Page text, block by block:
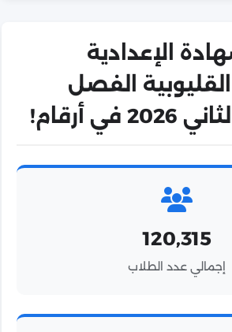
الإعدادية
الفصل
في أرقام!
120,315
إجمالي عدد الطلاب